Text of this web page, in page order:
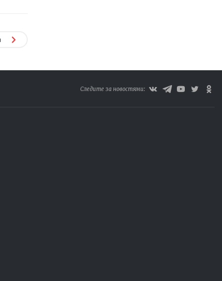
Следите за новостями: